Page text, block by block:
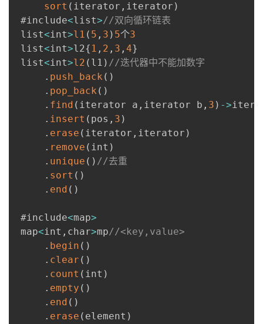
博
客
的
论
我
的
我
发
Programs
的
sort ( iterator , iterator )
#include<list>//双向循环链表
list<int>l1 ( 5 , 3 ) 5个3
list<int>l2{ 1 , 2 , 3 , 4}
list<int>l2 ( l1 ) //迭代器中不能加数字
. push_back ( )
. pop_back ( )
. find ( iterator a , iterator b , 3 ) ->
. insert ( pos , 3 )
. erase ( iterator , iterator )
. remove ( int )
. unique ( ) //去重
. sort ( )
. end ( )
#include<map>
map<int , char>mp//<key,value>
. begin ( )
. clear ( )
. count ( int )
. empty ( )
. end ( )
. erase ( element )